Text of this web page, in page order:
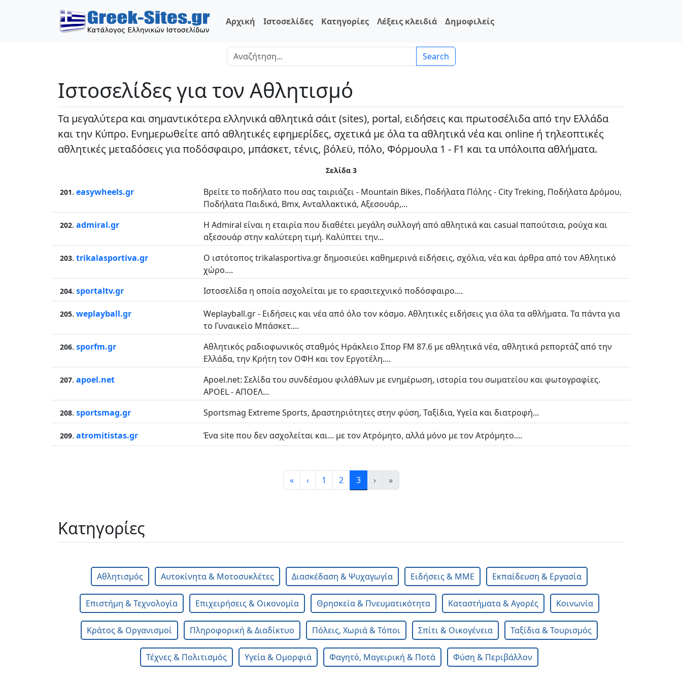
Αρχική Ιστοσελίδες Κατηγορίες Λέξεις κλειδιά Δημοφιλείς
Search
Ιστοσελίδες για τον Αθλητισμό
Τα μεγαλύτερα και σημαντικότερα ελληνικά αθλητικά σάιτ (sites), portal, ειδήσεις και πρωτοσέλιδα από την Ελλάδα
και την Κύπρο. Ενημερωθείτε από αθλητικές εφημερίδες, σχετικά με όλα τα αθλητικά νέα και online ή τηλεοπτικές
αθλητικές μεταδόσεις για ποδόσφαιρο, μπάσκετ, τένις, βόλεϋ, πόλο, Φόρμουλα 1 - F1 και τα υπόλοιπα αθλήματα.
Σελίδα 3
201. easywheels.gr
Βρείτε το ποδήλατο που σας ταιριάζει - Mountain Bikes, Ποδήλατα Πόλης - City Treking, Ποδήλατα Δρόμου,
Ποδήλατα Παιδικά, Bmx, Ανταλλακτικά, Αξεσουάρ,...
202. admiral.gr
Η Admiral είναι η εταιρία που διαθέτει μεγάλη συλλογή από αθλητικά και casual παπούτσια, ρούχα και
αξεσουάρ στην καλύτερη τιμή. Καλύπτει την...
203. trikalasportiva.gr
Ο ιστότοπος trikalasportiva.gr δημοσιεύει καθημερινά ειδήσεις, σχόλια, νέα και άρθρα από τον Αθλητικό
χώρο....
204. sportaltv.gr Ιστοσελίδα η οποία ασχολείται με το ερασιτεχνικό ποδόσφαιρο....
205. weplayball.gr
Weplayball.gr - Ειδήσεις και νέα από όλο τον κόσμο. Αθλητικές ειδήσεις για όλα τα αθλήματα. Τα πάντα για
το Γυναικείο Μπάσκετ....
206. sporfm.gr
Αθλητικός ραδιοφωνικός σταθμός Ηράκλειο Σπορ FM 87.6 με αθλητικά νέα, αθλητικά ρεπορτάζ από την
Ελλάδα, την Κρήτη τον ΟΦΗ και τον Εργοτέλη....
207. apoel.net
Apoel.net: Σελίδα του συνδέσμου φιλάθλων με ενημέρωση, ιστορία του σωματείου και φωτογραφίες.
APOEL - ΑΠΟΕΛ...
208. sportsmag.gr Sportsmag Extreme Sports, Δραστηριότητες στην φύση, Ταξίδια, Υγεία και διατροφή...
209. atromitistas.gr Ένα site που δεν ασχολείται και... με τον Ατρόμητο, αλλά μόνο με τον Ατρόμητο....
« ‹ 1 2 3 › »
Κατηγορίες
Αθλητισμός Αυτοκίνητα & Μοτοσυκλέτες Διασκέδαση & Ψυχαγωγία Ειδήσεις & ΜΜΕ Εκπαίδευση & Εργασία
Επιστήμη & Τεχνολογία Επιχειρήσεις & Οικονομία Θρησκεία & Πνευματικότητα Καταστήματα & Αγορές Κοινωνία
Κράτος & Οργανισμοί Πληροφορική & Διαδίκτυο Πόλεις, Χωριά & Τόποι Σπίτι & Οικογένεια Ταξίδια & Τουρισμός
Τέχνες & Πολιτισμός Υγεία & Ομορφιά Φαγητό, Μαγειρική & Ποτά Φύση & Περιβάλλον